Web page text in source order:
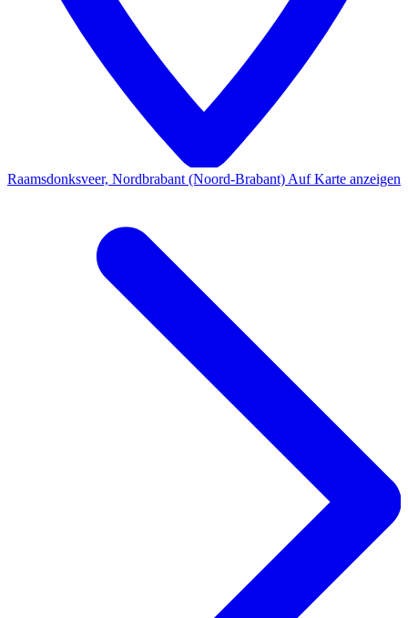
Raamsdonksveer, Nordbrabant (Noord-Brabant) Auf Karte anzeigen